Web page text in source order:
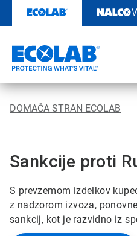
content
DOMAČA STRAN ECOLAB
Sankcije proti
S prevzemom izdelkov
z nadzorom izvoza,
sankcij, kot je razvidno iz